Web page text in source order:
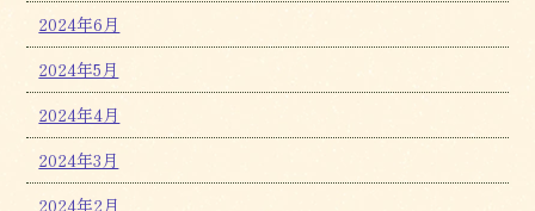
2024年6月
2024年5月
2024年4月
2024年3月
2024年2月